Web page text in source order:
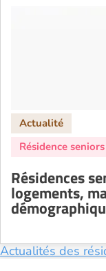
Résidences
logements,
Actualités des